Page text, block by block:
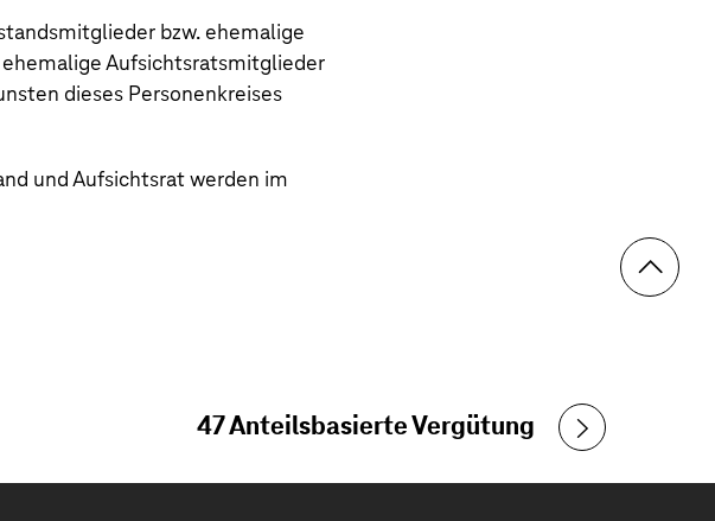
bzw. ehemalige
Aufsichtsratsmitglieder
dieses Personenkreises
und Aufsichtsrat werden im
47 Anteilsbasierte Vergütung